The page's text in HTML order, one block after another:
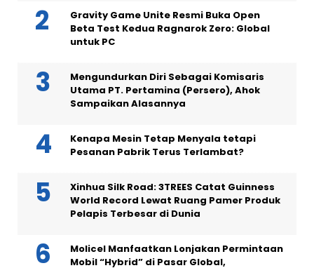
Gravity Game Unite Resmi Buka Open
Beta Test Kedua Ragnarok Zero: Global
untuk PC
Mengundurkan Diri Sebagai Komisaris
Utama PT. Pertamina (Persero), Ahok
Sampaikan Alasannya
Kenapa Mesin Tetap Menyala tetapi
Pesanan Pabrik Terus Terlambat?
Xinhua Silk Road: 3TREES Catat Guinness
World Record Lewat Ruang Pamer Produk
Pelapis Terbesar di Dunia
Molicel Manfaatkan Lonjakan Permintaan
Mobil “Hybrid” di Pasar Global,